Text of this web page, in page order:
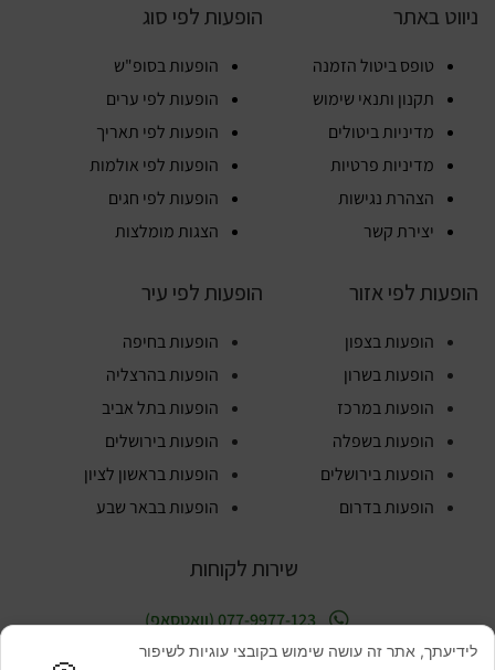
ניווט באתר
טופס ביטול הזמנה
תקנון ותנאי שימוש
מדיניות ביטולים
מדיניות פרטיות
הצהרת נגישות
יצירת קשר
הופעות לפי סוג
הופעות בסופ"ש
הופעות לפי ערים
הופעות לפי תאריך
הופעות לפי אולמות
הופעות לפי חגים
הצגות מומלצות
הופעות לפי אזור
הופעות בצפון
הופעות בשרון
הופעות במרכז
הופעות בשפלה
הופעות בירושלים
הופעות בדרום
הופעות לפי עיר
הופעות בחיפה
הופעות בהרצליה
הופעות בתל אביב
הופעות בירושלים
הופעות בראשון לציון
הופעות בבאר שבע
שירות לקוחות
077-9977-123 (וואטסאפ)
ימים א'-ה' 09:00-16:00
לידיעתך, אתר זה עושה שימוש בקובצי עוגיות לשיפור